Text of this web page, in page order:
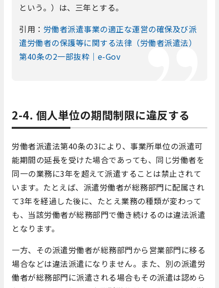
という。）は、三年とする。
引用： 労働者派遣事業の適正な運営の確保及び派
遣労働者の保護等に関する法律（労働者派遣法）
第40条の2一部抜粋｜e-Gov
2-4. 個人単位の期間制限に違反する
労働者派遣法第40条の3により、事業所単位の派遣可
能期間の延長を受けた場合であっても、同じ労働者を
同一の業務に3年を超えて派遣することは禁止されて
います。たとえば、派遣労働者が総務部門に配属され
て3年を経過した後に、たとえ業務の種類が変わって
も、当該労働者が総務部門で働き続けるのは違法派遣
となります。
一方、その派遣労働者が総務部門から営業部門に移る
場合などは違法派遣になりません。また、別の派遣労
働者が総務部門に派遣される場合もその派遣は認めら